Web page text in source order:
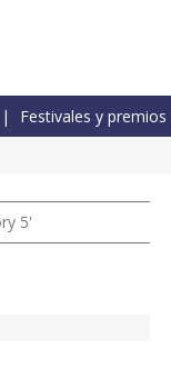
Festivales y premios
5'